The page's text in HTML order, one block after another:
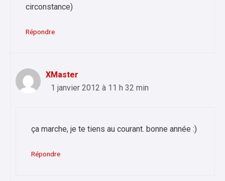
circonstance)
Répondre
XMaster
1 janvier 2012 à 11 h 32 min
ça marche, je te tiens au courant. bonne année :)
Répondre